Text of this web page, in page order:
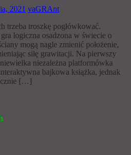
2021 vaGRAnt
trzeba troszkę pogłówkować.
logiczna osadzona w świecie o
mogą nagle zmienić położenie,
siłę grawitacji. Na pierwszy
niezależna platformówka
bajkowa książka, jednak
[…]